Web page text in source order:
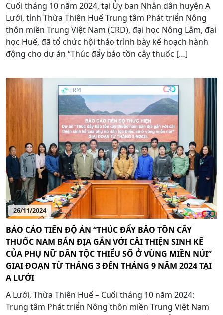
Cuối tháng 10 năm 2024, tại Ủy ban Nhân dân huyện A
Lưới, tỉnh Thừa Thiên Huế Trung tâm Phát triển Nông
thôn miền Trung Việt Nam (CRD), đại học Nông Lâm, đại
học Huế, đã tổ chức hội thảo trình bày kế hoạch hành
động cho dự án “Thúc đẩy bảo tồn cây thuốc […]
26/11/2024
BÁO CÁO TIẾN ĐỘ ÁN “THÚC ĐẨY BẢO TỒN CÂY
THUỐC NAM BẢN ĐỊA GẮN VỚI CẢI THIỆN SINH KẾ
CỦA PHỤ NỮ DÂN TỘC THIỂU SỐ Ở VÙNG MIỀN NÚI”
GIAI ĐOẠN TỪ THÁNG 3 ĐẾN THÁNG 9 NĂM 2024 TẠI
A LƯỚI
A Lưới, Thừa Thiên Huế – Cuối tháng 10 năm 2024:
Trung tâm Phát triển Nông thôn miền Trung Việt Nam